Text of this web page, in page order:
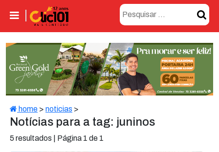
home > noticias >
Notícias para a tag: juninos
5 resultados | Página 1 de 1